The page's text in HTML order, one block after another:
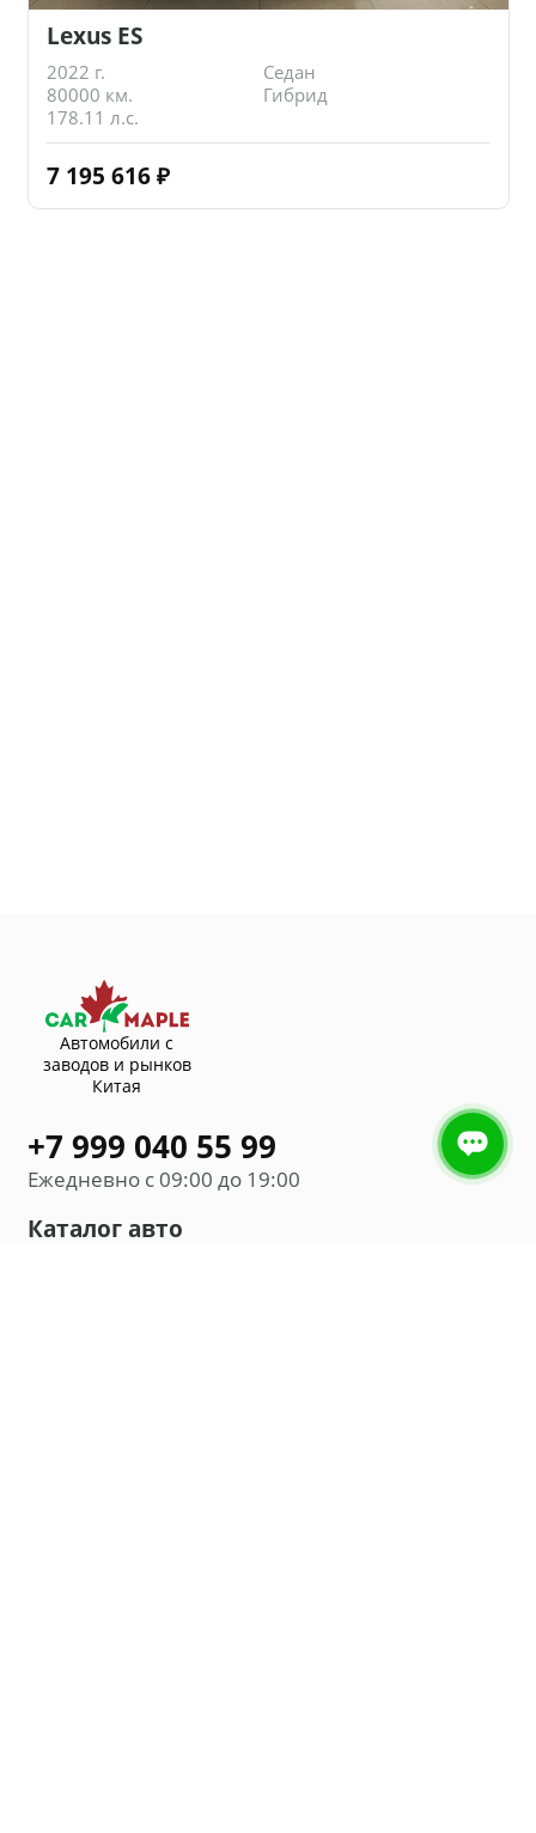
Lexus ES
2022 г.
Седан
80000 км.
Гибрид
178.11 л.с.
7 195 616 ₽
Автомобили с
заводов и рынков
Китая
+7 999 040 55 99
Ежедневно с 09:00 до 19:00
Каталог авто